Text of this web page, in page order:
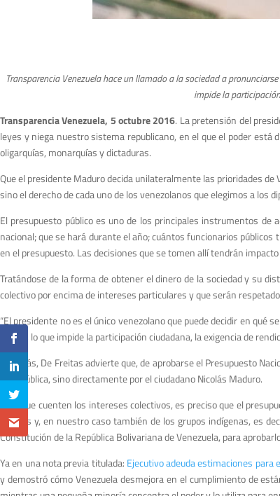
Transparencia Venezuela hace un llamado a la sociedad a
impide la
Transparencia Venezuela, 5 octubre 2016. La pretensión del
leyes y niega nuestro sistema republicano, en el que el poder
oligarquías, monarquías y dictaduras.
Que el presidente Maduro decida unilateralmente las prioridades
sino el derecho de cada uno de los venezolanos que elegimos a los
El presupuesto público es uno de los principales instrumentos
nacional; que se hará durante el año; cuántos funcionarios
en el presupuesto. Las decisiones que se tomen allí tendrán
Tratándose de la forma de obtener el dinero de la sociedad y su
colectivo por encima de intereses particulares y que serán
“El presidente no es el único venezolano que puede decidir en qué
pueblo, lo que impide la participación ciudadana, la exigencia de
Aún más, De Freitas advierte que, de aprobarse el Presupuesto
la República, sino directamente por el ciudadano Nicolás Maduro.
Para que cuenten los intereses colectivos, es preciso que el
del país y, en nuestro caso también de los grupos indígenas, es
Constitución de la República Bolivariana de Venezuela, para
Ya en una nota previa titulada: Ejecutivo adeuda estimaciones para
y demostró cómo Venezuela desmejora en el cumplimiento de